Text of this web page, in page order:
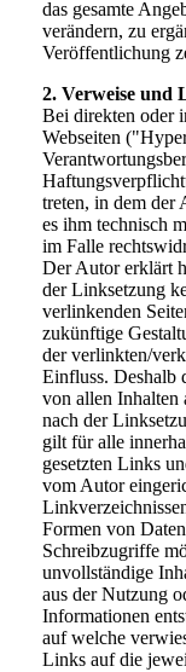
das gesamte
verändern, zu
Veröffentlichung
2. Verweise und
Bei direkten oder
Webseiten
treten, in dem der
es ihm technisch
im Falle
Der Autor erklärt
der Linksetzung
verlinkenden
zukünftige
der verlinkten/
Einfluss. Deshalb
von allen Inhalten
nach der
gilt für alle
gesetzten Links
vom Autor
Formen von
Schreibzugriffe
unvollständige
aus der Nutzung
Informationen
auf welche
Links auf die